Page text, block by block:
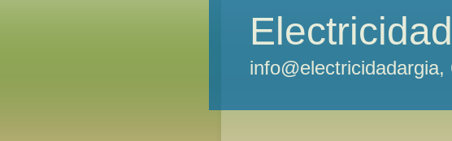
info@electricidadargia,